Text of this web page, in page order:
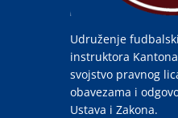
Udruženje
instruktora
svojstvo pravnog
obavezama i
Ustava i Zakona.